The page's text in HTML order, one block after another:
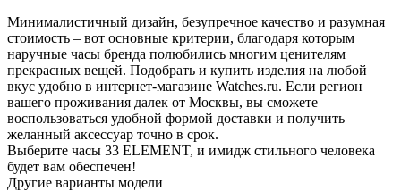
Минималистичный дизайн, безупречное качество и разумная
стоимость – вот основные критерии, благодаря которым
наручные часы бренда полюбились многим ценителям
прекрасных вещей. Подобрать и купить изделия на любой
вкус удобно в интернет-магазине Watches.ru. Если регион
вашего проживания далек от Москвы, вы сможете
воспользоваться удобной формой доставки и получить
желанный аксессуар точно в срок.
Выберите часы 33 ELEMENT, и имидж стильного человека
будет вам обеспечен!
Другие варианты модели